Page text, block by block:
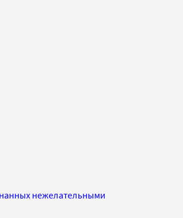
нежелательными